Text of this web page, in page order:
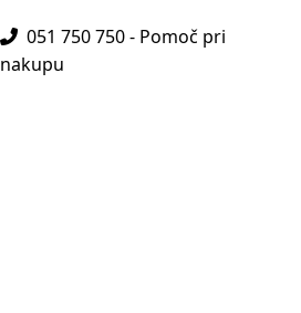
051 750 750 - Pomoč pri
nakupu